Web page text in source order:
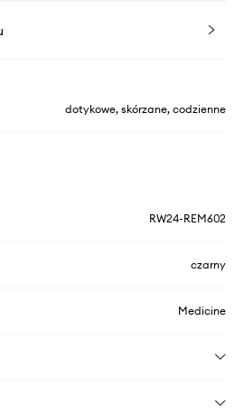
dotykowe, skórzane, codzienne
RW24-REM602
czarny
Medicine